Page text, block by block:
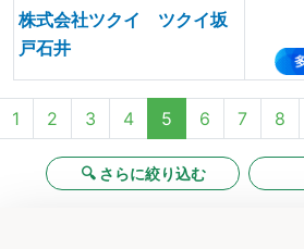
株式会社ツクイ ツクイ坂
戸石井
1 2 3 4 5 6 7 8
🔍 さらに絞り込む